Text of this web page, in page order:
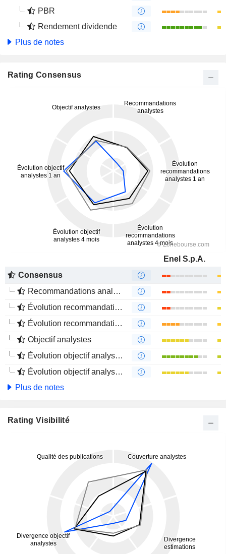
PBR
Rendement dividende
Plus de notes
Rating Consensus
Enel S.p.A.
Consensus
Recommandations analystes
Évolution recommandations analystes 1 an
Évolution recommandations analystes 4 mois
Objectif analystes
Évolution objectif analystes 1 an
Évolution objectif analystes 4 mois
Plus de notes
Rating Visibilité